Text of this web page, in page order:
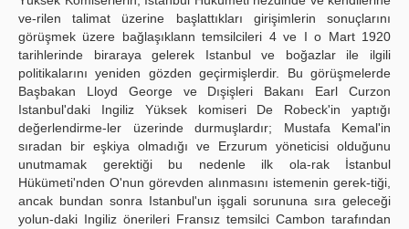
ve-rilen talimat üzerine başlattıkları girişimlerin sonuçlarını
görüşmek üzere bağlaşıklann temsilcileri 4 ve I o Mart 1920
tarihlerinde biraraya gelerek Istanbul ve boğazlar ile ilgili
politikalarını yeniden gözden geçirmişlerdir. Bu görüşmelerde
Başbakan Lloyd George ve Dışişleri Bakanı Earl Curzon
Istanbul'daki Ingiliz Yüksek komiseri De Robeck'in yaptığı
değerlendirme-ler üzerinde durmuşlardır; Mustafa Kemal'in
sıradan bir eşkiya olmadığı ve Erzurum yöneticisi olduğunu
unutmamak gerektiği bu nedenle ilk ola-rak İstanbul
Hükümeti'nden O'nun görevden alınmasını istemenin gerek-tiği,
ancak bundan sonra Istanbul'un işgali sorununa sıra geleceği
yolun-daki Ingiliz önerileri Fransız temsilci Cambon tarafından